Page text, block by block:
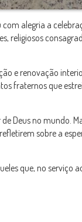
alegria a
religiosos
e renovação
fraternos que
Deus no mundo.
sobre a
que, no serviço